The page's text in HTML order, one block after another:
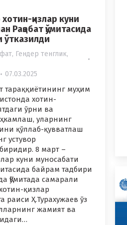
қизлар куни
Рақобат қўмитасида
ўтказилди
, Гендер тенглик,
07.03.2025
муҳим
хотин-
ўрни ва
уларнинг
қўллаб-қувватлаш
устувор
8 март –
куни муносабати
байрам тадбири
Қўмитада самарали
қизлар
раиси Ҳ.Турахужаев ўз
жамият ва